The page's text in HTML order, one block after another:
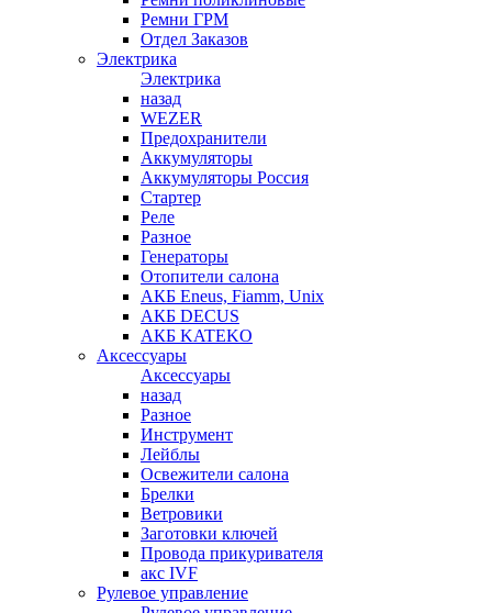
Ремни ГРМ
Отдел Заказов
Электрика
Электрика
назад
WEZER
Предохранители
Аккумуляторы
Аккумуляторы Россия
Стартер
Реле
Разное
Генераторы
Отопители салона
АКБ Eneus, Fiamm, Unix
АКБ DECUS
АКБ KATEKO
Аксессуары
Аксессуары
назад
Разное
Инструмент
Лейблы
Освежители салона
Брелки
Ветровики
Заготовки ключей
Провода прикуривателя
акс IVF
Рулевое управление